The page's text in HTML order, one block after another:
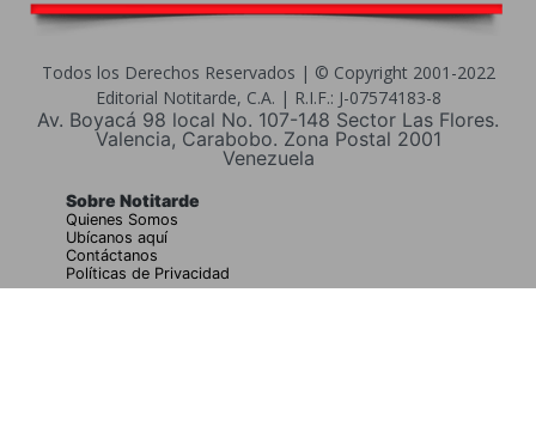
Todos los Derechos Reservados | © Copyright 2001-2022
Editorial Notitarde, C.A. | R.I.F.: J-07574183-8
Av. Boyacá 98 local No. 107-148 Sector Las Flores.
Valencia, Carabobo. Zona Postal 2001
Venezuela
Sobre Notitarde
Quienes Somos
Ubícanos aquí
Contáctanos
Políticas de Privacidad